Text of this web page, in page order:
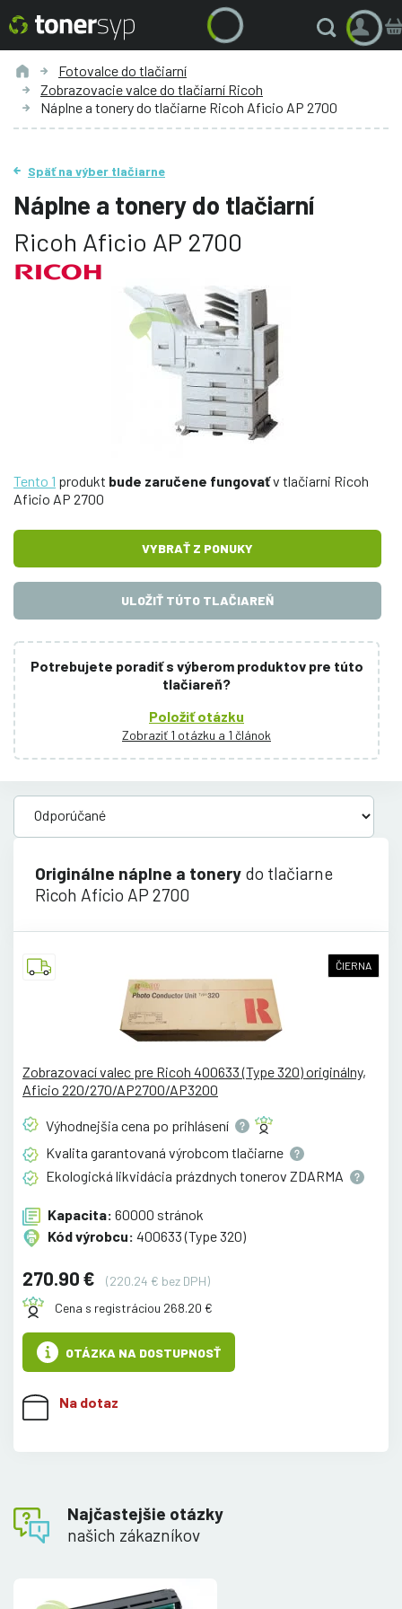
Fotovalce do tlačiarní
Zobrazovacie valce do tlačiarní Ricoh
Náplne a tonery do tlačiarne Ricoh Aficio AP 2700
Späť na výber tlačiarne
Náplne a tonery do tlačiarní
Ricoh Aficio AP 2700
Tento 1 produkt bude zaručene fungovaťv tlačiarni Ricoh
Aficio AP 2700
VYBRAŤ Z PONUKY
ULOŽIŤ TÚTO TLAČIAREŇ
Potrebujete poradiť s výberom produktov pre túto
tlačiareň?
Položiť otázku
Zobraziť 1 otázku a 1 článok
Originálne náplne a tonery do tlačiarne
Ricoh Aficio AP 2700
ČIERNA
Zobrazovací valec pre Ricoh 400633 (Type 320) originálny,
Aficio 220/270/AP2700/AP3200
Výhodnejšia cena po prihlásení
Kvalita garantovaná výrobcom tlačiarne
Ekologická likvidácia prázdnych tonerov ZDARMA
Kapacita: 60000 stránok
Kód výrobcu: 400633 (Type 320)
270.90 €
(220.24 € bez DPH)
Cena s registráciou 268.20 €
OTÁZKA NA DOSTUPNOSŤ
Na dotaz
Najčastejšie otázky
našich zákazníkov